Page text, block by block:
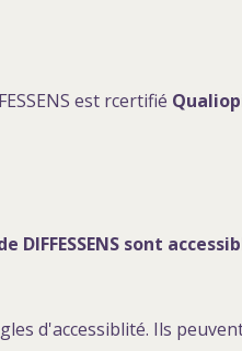
est rcertifié
DIFFESSENS sont
d'accessiblité. Ils